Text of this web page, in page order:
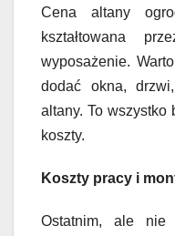
Cena altany
kształtowana
wyposażenie.
dodać okna,
altany. To wszystko
koszty.
Koszty pracy i
Ostatnim, ale nie